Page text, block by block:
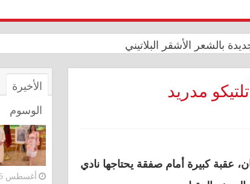
بالشعر الأشقر البلاتيني
مشتركاً في ديوان الرقابة المالية مع هيأة النزاهة
مدريد
عقبة كبيرة أمام صفقة يحتاجها نادي
الأخيرة
الوسوم
أغسطس 6, 2026